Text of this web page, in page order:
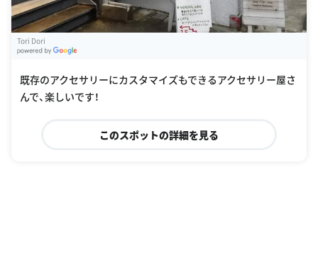
Tori Dori
既存のアクセサリーにカスタマイズもできるアクセサリー屋さ
んで、楽しいです！
このスポットの詳細を見る